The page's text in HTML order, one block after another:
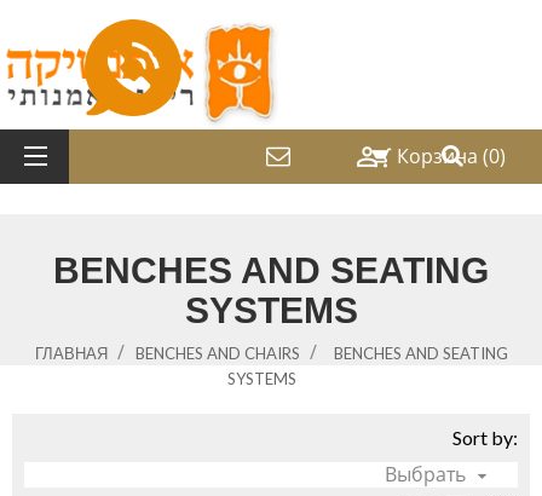
shopping_cart Корзина (0)

BENCHES AND SEATING
SYSTEMS
ГЛАВНАЯ BENCHES AND CHAIRS
BENCHES AND SEATING
SYSTEMS
Sort by:
Выбрать 